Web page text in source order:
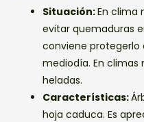
Situación:En clima
evitar quemaduras
conviene protegerlo
mediodía. En climas
heladas.
Características:
hoja caduca. Es